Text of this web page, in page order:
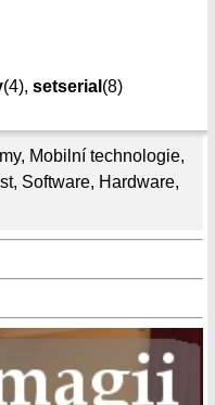
, Mobilní technologie,
, Software, Hardware,
(4), setserial (8)